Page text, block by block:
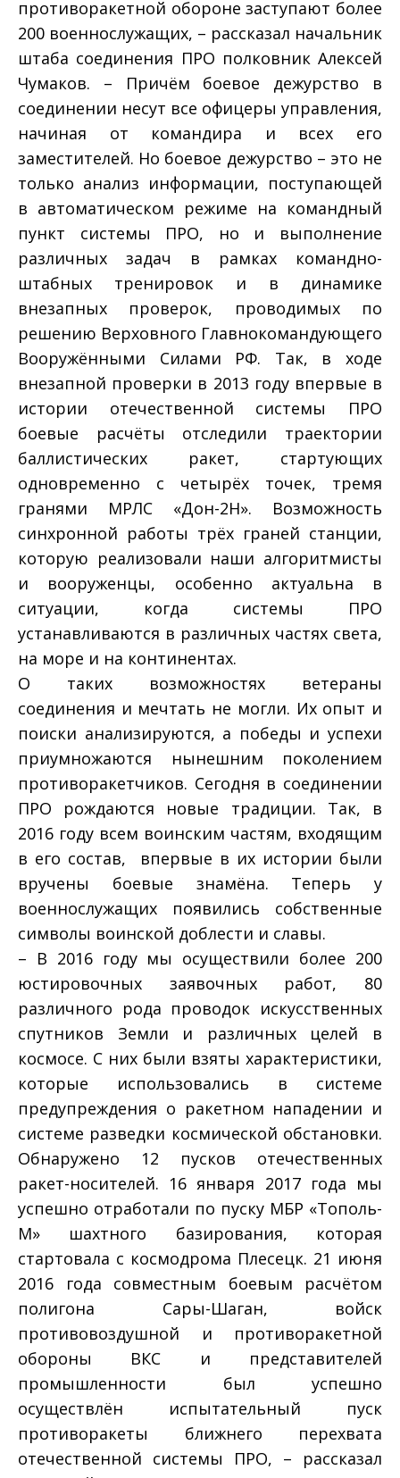
противоракетной обороне заступают более
200 военнослужащих, – рассказал начальник
штаба соединения ПРО полковник Алексей
Чумаков. – Причём боевое дежурство в
соединении несут все офицеры управления,
начиная от командира и всех его
заместителей. Но боевое дежурство – это не
только анализ информации, поступающей
в автоматическом режиме на командный
пункт системы ПРО, но и выполнение
различных задач в рамках командно-
штабных тренировок и в динамике
внезапных проверок, проводимых по
решению Верховного Главнокомандующего
Вооружёнными Силами РФ. Так, в ходе
внезапной проверки в 2013 году впервые в
истории отечественной системы ПРО
боевые расчёты отследили траектории
баллистических ракет, стартующих
одновременно с четырёх точек, тремя
гранями МРЛС «Дон-2Н». Возможность
синхронной работы трёх граней станции,
которую реализовали наши алгоритмисты
и вооруженцы, особенно актуальна в
ситуации, когда системы ПРО
устанавливаются в различных частях света,
на море и на континентах.
О таких возможностях ветераны
соединения и мечтать не могли. Их опыт и
поиски анализируются, а победы и успехи
приумножаются нынешним поколением
противоракетчиков. Сегодня в соединении
ПРО рождаются новые традиции. Так, в
2016 году всем воинским частям, входящим
в его состав, впервые в их истории были
вручены боевые знамёна. Теперь у
военнослужащих появились собственные
символы воинской доблести и славы.
– В 2016 году мы осуществили более 200
юстировочных заявочных работ, 80
различного рода проводок искусственных
спутников Земли и различных целей в
космосе. С них были взяты характеристики,
которые использовались в системе
предупреждения о ракетном нападении и
системе разведки космической обстановки.
Обнаружено 12 пусков отечественных
ракет-носителей. 16 января 2017 года мы
успешно отработали по пуску МБР «Тополь-
М» шахтного базирования, которая
стартовала с космодрома Плесецк. 21 июня
2016 года совместным боевым расчётом
полигона Сары-Шаган, войск
противовоздушной и противоракетной
обороны ВКС и представителей
промышленности был успешно
осуществлён испытательный пуск
противоракеты ближнего перехвата
отечественной системы ПРО, – рассказал